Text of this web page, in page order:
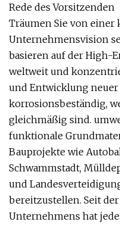
Rede des Vorsitzenden
Träumen Sie von
Unternehmensvision
basieren auf der High-
weltweit und
und Entwicklung
korrosionsbeständig,
gleichmäßig sind.
funktionale
Bauprojekte wie
Schwammstadt,
und
bereitzustellen. Seit
Unternehmens hat